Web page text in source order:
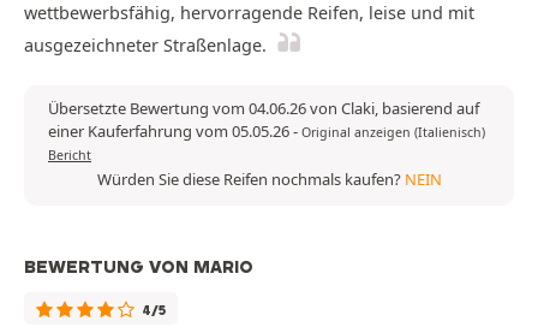
wettbewerbsfähig, hervorragende Reifen, leise und mit
ausgezeichneter Straßenlage.
Übersetzte Bewertung vom 04.06.26 von Claki, basierend auf
einer Kauferfahrung vom 05.05.26- Original anzeigen (Italienisch)
Bericht
Würden Sie diese Reifen nochmals kaufen? NEIN
BEWERTUNG VON MARIO
4/5